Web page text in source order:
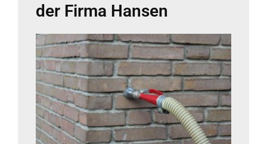
der Firma Hansen